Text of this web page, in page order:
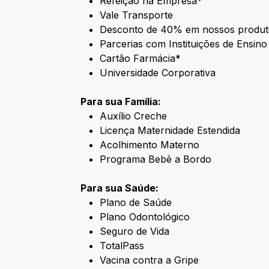
Vale Transporte
Desconto de 40% em nossos
Parcerias com Instituições de Ensino
Cartão Farmácia*
Universidade Corporativa
Para sua Família:
Auxílio Creche
Licença Maternidade Estendida
Acolhimento Materno
Programa Bebê a Bordo
Para sua Saúde:
Plano de Saúde
Plano Odontológico
Seguro de Vida
TotalPass
Vacina contra a Gripe